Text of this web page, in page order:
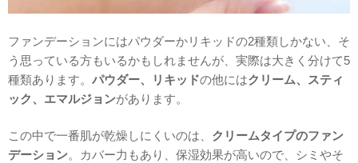
ファンデーションにはパウダーかリキッドの2種類しかない、そ
う思っている方もいるかもしれませんが、実際は大きく分けて5
種類あります。 パウダー、リキッドの他にはクリーム、スティ
ック、エマルジョンがあります。
この中で一番肌が乾燥しにくいのは、 クリームタイプのファン
デーション。カバー力もあり、保湿効果が高いので、シミやそ